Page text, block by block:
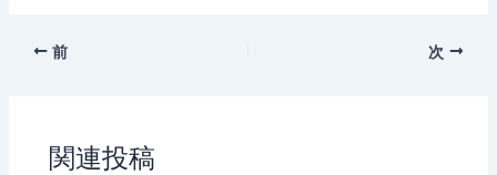
前 次
関連投稿